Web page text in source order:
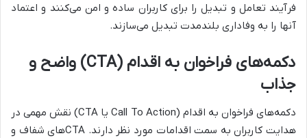
فرآیند تعامل و تبدیل را برای کاربران ساده و امن می‌کنند و اعتماد
آنها را به وفاداری بلندمدت تبدیل می‌سازند.
دکمه‌های فراخوان به اقدام (CTA) واضح و
جذاب
دکمه‌های فراخوان به اقدام (Call To Action یا CTA) نقش مهمی در
هدایت کاربران به سمت اقدامات مورد نظر دارند. CTAهای شفاف و